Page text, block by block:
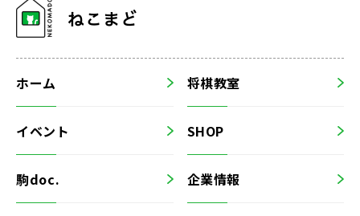
ホーム 将棋教室
イベント SHOP
駒doc. 企業情報